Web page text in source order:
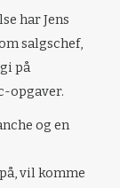
har Jens
salgschef,
på
opgaver.
og en
vil komme